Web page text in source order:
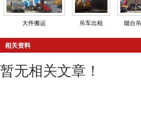
大件搬运 吊车出租 烟台
相关资料
暂无相关文章！